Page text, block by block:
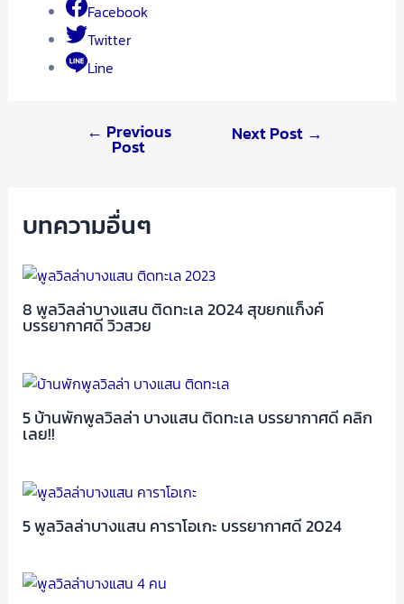
Facebook
Twitter
Line
← Previous
Post
Next Post →
บทความอื่นๆ
8 พูลวิลล่าบางแสน ติดทะเล 2024 สุขยกแก็งค์
บรรยากาศดี วิวสวย
5 บ้านพักพูลวิลล่า บางแสน ติดทะเล บรรยากาศดี คลิก
เลย!!
5 พูลวิลล่าบางแสน คาราโอเกะ บรรยากาศดี 2024